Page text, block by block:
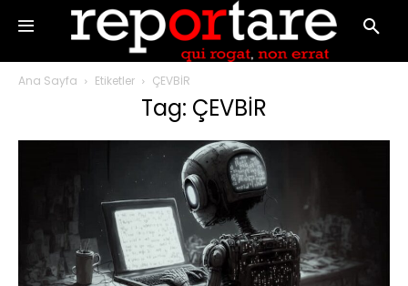
Ana Sayfa Etiketler ÇEVBİR
Tag: ÇEVBİR